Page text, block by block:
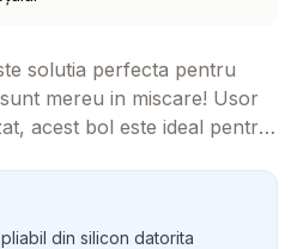
solutia perfecta pentru
mereu in miscare! Usor
acest bol este ideal pentru
din silicon datorita